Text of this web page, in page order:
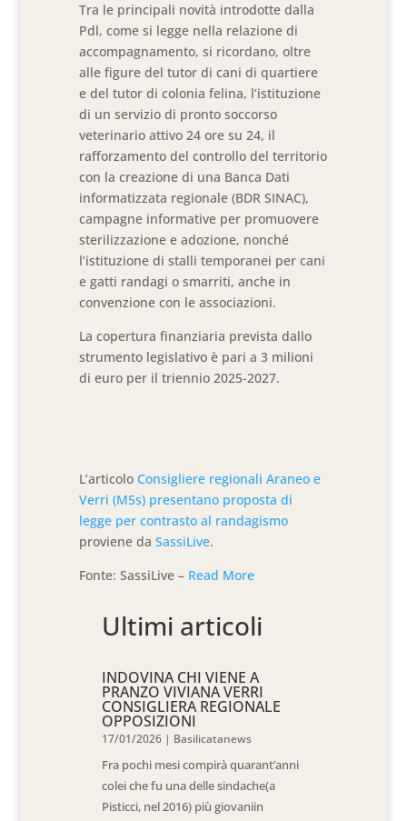
Tra le principali novità introdotte dalla
Pdl, come si legge nella relazione di
accompagnamento, si ricordano, oltre
alle figure del tutor di cani di quartiere
e del tutor di colonia felina, l’istituzione
di un servizio di pronto soccorso
veterinario attivo 24 ore su 24, il
rafforzamento del controllo del territorio
con la creazione di una Banca Dati
informatizzata regionale (BDR SINAC),
campagne informative per promuovere
sterilizzazione e adozione, nonché
l’istituzione di stalli temporanei per cani
e gatti randagi o smarriti, anche in
convenzione con le associazioni.
La copertura finanziaria prevista dallo
strumento legislativo è pari a 3 milioni
di euro per il triennio 2025-2027.
L’articoloConsigliere regionali Araneo e
Verri (M5s) presentano proposta di
legge per contrasto al randagismo
proviene daSassiLive.
Fonte: SassiLive – Read More
Ultimi articoli
INDOVINA CHI VIENE A
PRANZO VIVIANA VERRI
CONSIGLIERA REGIONALE
OPPOSIZIONI
17/01/2026 | Basilicatanews
Fra pochi mesi compirà quarant’anni
colei che fu una delle sindache(a
Pisticci, nel 2016) più giovaniin